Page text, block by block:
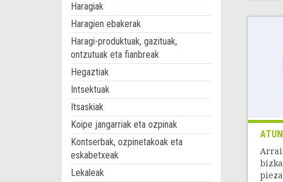
Haragiak
Haragien ebakerak
Haragi-produktuak, gazituak,
ontzutuak eta fianbreak
Hegaztiak
Intsektuak
Itsaskiak
Koipe jangarriak eta ozpinak
Kontserbak, ozpinetakoak eta
eskabetxeak
Lekaleak